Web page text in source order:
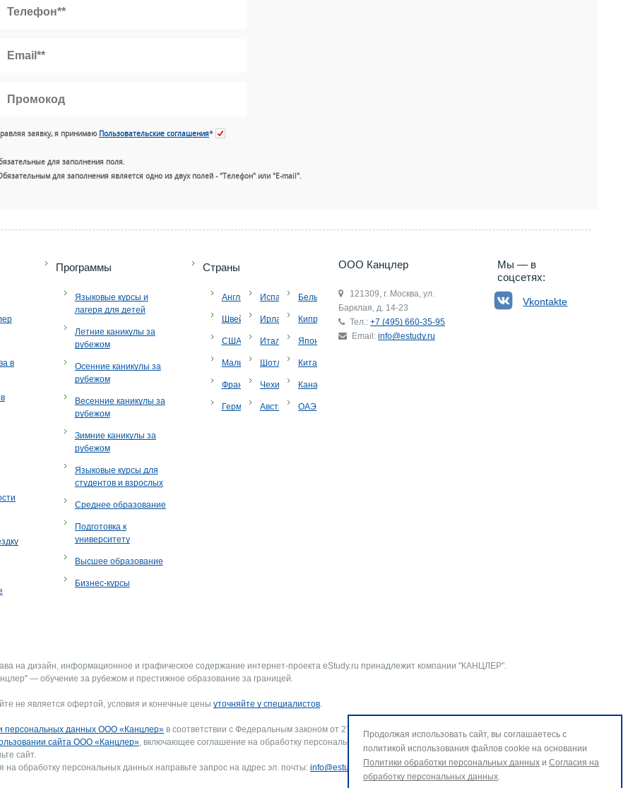
заявку, я принимаю Пользовательские соглашения*
для заполнения поля.
для заполнения является одно из двух полей - "Телефон" или "E-mail".
+7 (495) 660-35-95
в
Программы
Языковые курсы и
лагеря для детей
Летние каникулы за
рубежом
Осенние каникулы за
рубежом
Весенние каникулы за
рубежом
Зимние каникулы за
рубежом
Языковые курсы для
студентов и взрослых
Среднее образование
Подготовка к
университету
Высшее образование
Бизнес-курсы
Страны
Англия
Швейцария
США
Мальта
Франция
Германия
Испания
Ирландия
Италия
Шотландия
Чехия
Австрия
Бельгия
Кипр
Япония
Китай
Канада
ОАЭ
ООО Канцлер
121309, г. Москва, ул.
Барклая, д. 14-23
Тел.: +7 (495) 660-35-95
Email: info@estudy.ru
Мы — в
соцсетях:
Vkontakte
на дизайн, информационное и графическое содержание интернет-проекта eStudy.ru принадлежит компании "КАНЦЛЕР".
— обучение за рубежом и престижное образование за границей.
не является офертой, условия и конечные цены уточняйте у специалистов
персональных данных ООО «Канцлер» в соответствии с Федеральным законом от 27.07.2006 г. № 152-ФЗ «О персональных данных».
сайта ООО «Канцлер» , включающее соглашение на обработку персональных данных и использование файлов cookie. В случае
сайт.
на обработку персональных данных направьте запрос на адрес эл. почты: info@estudy.ru.
Продолжая использовать сайт, вы соглашаетесь с
политикой использования файлов cookie на основании
Политики обработки персональных данных и Согласия на
обработку персональных данных.